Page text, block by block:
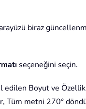
biraz
seçeneğini seçin.
Boyut ve
Tüm metni 270°